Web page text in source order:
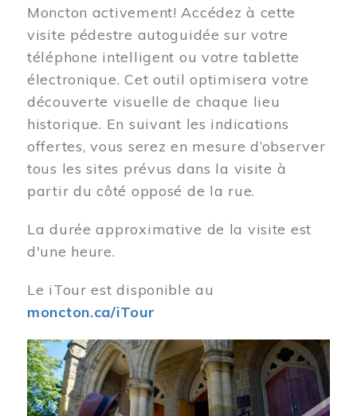
Moncton activement! Accédez à cette
visite pédestre autoguidée sur votre
téléphone intelligent ou votre tablette
électronique. Cet outil optimisera votre
découverte visuelle de chaque lieu
historique. En suivant les indications
offertes, vous serez en mesure d’observer
tous les sites prévus dans la visite à
partir du côté opposé de la rue.
La durée approximative de la visite est
d'une heure.
Le iTour est disponible au
moncton.ca/iTour